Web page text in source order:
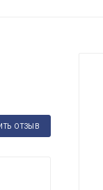
ОТЗЫВ